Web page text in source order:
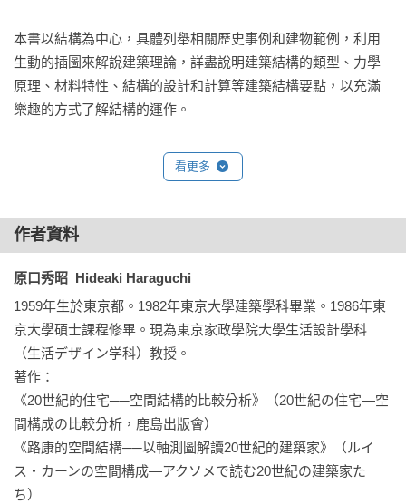
本書以結構為中心，具體列舉相關歷史事例和建物範例，利用
生動的插圖來解說建築理論，詳盡說明建築結構的類型、力學
原理、材料特性、結構的設計和計算等建築結構要點，以充滿
樂趣的方式了解結構的運作。
全書314個單元，精要的解說搭配具體圖解，協助跨越力學的障
礙，展現建築結構的豐富可能性。一座橋，一個塔，一棟住
對於想了解建築結構基本知識或加以實際應用的人，本書都提
供了讓人樂在其中的輕鬆學習方式！
建築結構11大章節超級學習術————
入門前的入門書，基礎前的基礎學！
前言
1 結構的概要：木造╱砌體結構╱S造╱RC造╱肋╱晶格結構
2 力與重量：牛頓╱質量與加速度
看更多
作者資料
原口秀昭  Hideaki Haraguchi
1959年生於東京都。1982年東京大學建築學科畢業。1986年東
京大學碩士課程修畢。現為東京家政學院大學生活設計學科
（生活デザイン学科）教授。
著作：
《20世紀的住宅──空間結構的比較分析》（20世紀の住宅―空
間構成の比較分析，鹿島出版會）
《路康的空間結構──以軸測圖解讀20世紀的建築家》（ルイ
ス・カーンの空間構成―アクソメで読む20世紀の建築家た
ち）